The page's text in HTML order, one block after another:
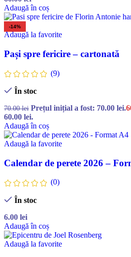
Adaugă în coș
-14%
Adaugă la favorite
Pași spre fericire – cartonată
(9)
În stoc
70.00lei Prețul inițial a fost: 70.00 lei.
60.00 lei.
Adaugă în coș
Adaugă la favorite
Calendar de perete 2026 –
(0)
În stoc
6.00 lei
Adaugă în coș
Adaugă la favorite